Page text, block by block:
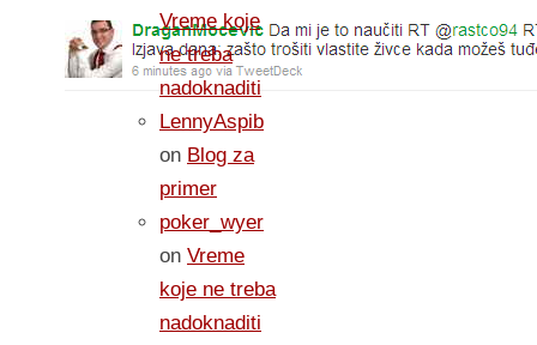
Vreme koje
ne treba
nadoknaditi
LennyAspib
on Blog za
primer
poker_wyer
on Vreme
koje ne treba
nadoknaditi